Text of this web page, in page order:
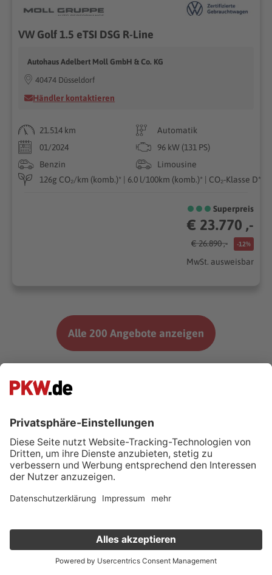
VW Golf 1.5 eTSI DSG R-Line
Autohaus Adelbert Moll GmbH & Co. KG
40474 Düsseldorf
Händler kontaktieren
21.514 km
Automatik
01/2024
96 kW (131 PS)
Benzin
Limousine
126g CO₂/km (komb.)* | 6.0 l/100km (komb.)* | CO₂-Klasse D*
Superpreis
€ 23.770 ,-
€ 26.890 ,- -12%
MwSt. ausweisbar
Alle 200 Angebote anzeigen
den offiziellen spezifischen CO2-Emissionen neuer
Personenkraftwagen können dem ‘Leitfaden über den
Kraftstoffverbrauch, die CO2-Emissionen und den
Stromverbrauch neuer Personenkraftwagen’ entnommen
werden, der an allen Verkaufsstellen und bei der Deutschen
erhältlich ist.
Verkauf deinen Gebrauchten online